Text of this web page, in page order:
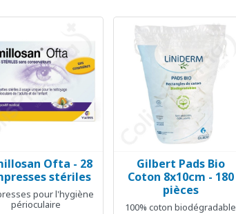
Aperçu rapide
Ofta - 28
stériles
pour l'hygiène
périoculaire
 Aperçu rapide
Gilbert Pads Bio
Coton 8x10cm - 180
pièces
100% coton biodégradable